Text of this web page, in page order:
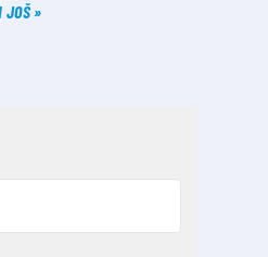
JOŠ